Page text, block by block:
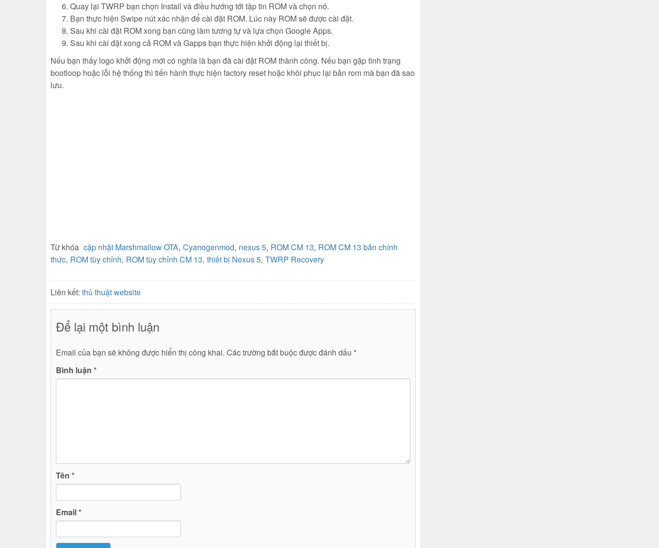
Quay lại TWRP bạn chọn Install và điều hướng tới tập tin ROM và chọn nó.
Bạn thực hiện Swipe nút xác nhận để cài đặt ROM. Lúc này ROM sẽ được cài đặt.
Sau khi cài đặt ROM xong bạn cũng làm tương tự và lựa chọn Google Apps.
Sau khi cài đặt xong cả ROM và Gapps bạn thực hiện khởi động lại thiết bị.
Nếu bạn thấy logo khởi động mới có nghĩa là bạn đã cài đặt ROM thành công. Nếu bạn gặp tình trạng
bootloop hoặc lỗi hệ thống thì tiến hành thực hiện factory reset hoặc khôi phục lại bản rom mà bạn đã sao
lưu.
Từ khóa cập nhật Marshmallow OTA, Cyanogenmod, nexus 5, ROM CM 13, ROM CM 13 bản chính
thức, ROM tùy chỉnh, ROM tùy chỉnh CM 13, thiết bị Nexus 5, TWRP Recovery
Liên kết: thủ thuật website
Để lại một bình luận
Email của bạn sẽ không được hiển thị công khai. Các trường bắt buộc được đánh dấu *
Bình luận *
Tên *
Email*